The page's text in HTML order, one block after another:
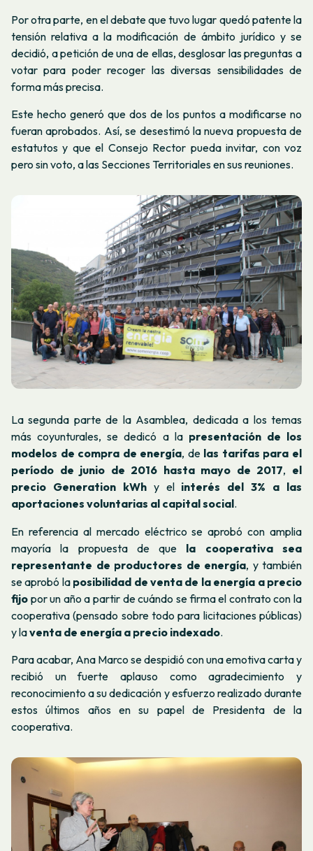
Por otra parte, en el debate que tuvo lugar quedó patente la
tensión relativa a la modificación de ámbito jurídico y se
decidió, a petición de una de ellas, desglosar las preguntas a
votar para poder recoger las diversas sensibilidades de
forma más precisa.
Este hecho generó que dos de los puntos a modificarse no
fueran aprobados. Así, se desestimó la nueva propuesta de
estatutos y que el Consejo Rector pueda invitar, con voz
pero sin voto, a las Secciones Territoriales en sus reuniones.
La segunda parte de la Asamblea, dedicada a los temas
más coyunturales, se dedicó a la presentación de los
modelos de compra de energía, de las tarifas para el
período de junio de 2016 hasta mayo de 2017, el
precio Generation kWhy el interés del 3% a las
aportaciones voluntarias al capital social.
En referencia al mercado eléctrico se aprobó con amplia
mayoría la propuesta de que la cooperativa sea
representante de productores de energía, y también
se aprobó la posibilidad de venta de la energía a precio
fijo por un año a partir de cuándo se firma el contrato con la
cooperativa (pensado sobre todo para licitaciones públicas)
y laventa de energía a precio indexado.
Para acabar, Ana Marco se despidió con una emotiva carta y
recibió un fuerte aplauso como agradecimiento y
reconocimiento a su dedicación y esfuerzo realizado durante
estos últimos años en su papel de Presidenta de la
cooperativa.